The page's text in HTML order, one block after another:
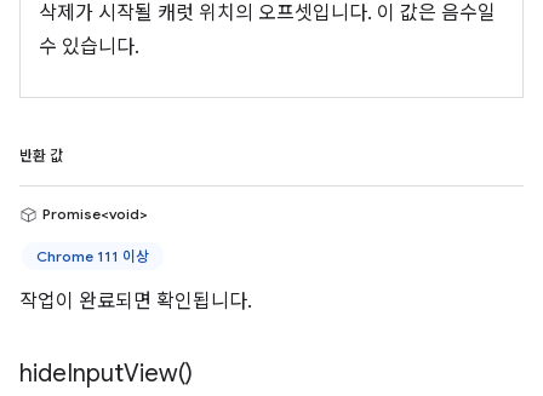
삭제가 시작될 캐럿 위치의 오프셋입니다. 이 값은 음수일
수 있습니다.
반환 값
Promise<void>
Chrome 111 이상
작업이 완료되면 확인됩니다.
hideInputView()